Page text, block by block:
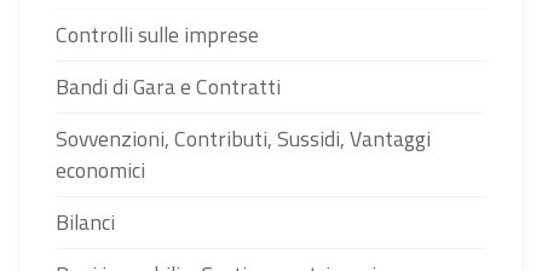
Controlli sulle imprese
Bandi di Gara e Contratti
Sovvenzioni, Contributi, Sussidi, Vantaggi
economici
Bilanci